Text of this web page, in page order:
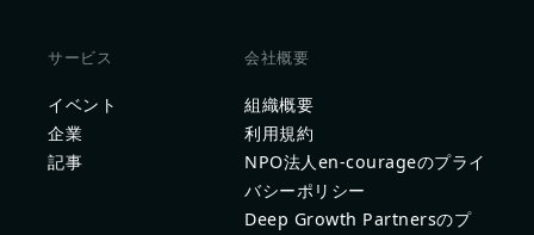
サービス
イベント
企業
記事
会社概要
組織概要
利用規約
NPO法人en-courageのプライ
バシーポリシー
Deep Growth Partnersのプ